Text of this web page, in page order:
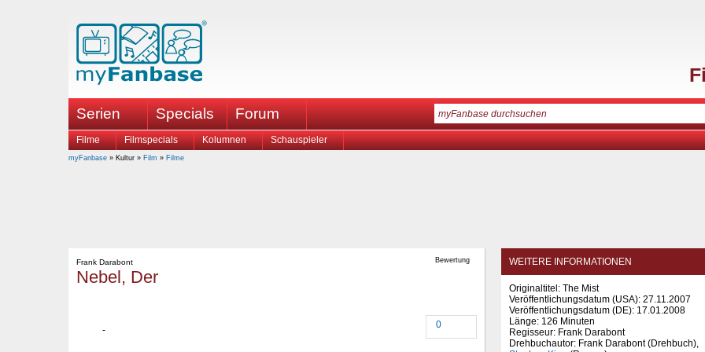
Serien Specials Forum
Filme Filmspecials Kolumnen Schauspieler
myFanbase » Kultur » Film » Filme
Bewertung
Frank Darabont
Nebel, Der
0
WEITERE INFORMATIONEN
Originaltitel: The Mist
Veröffentlichungsdatum (USA): 27.11.2007
Veröffentlichungsdatum (DE): 17.01.2008
Länge: 126 Minuten
Regisseur: Frank Darabont
Drehbuchautor: Frank Darabont (Drehbuch),